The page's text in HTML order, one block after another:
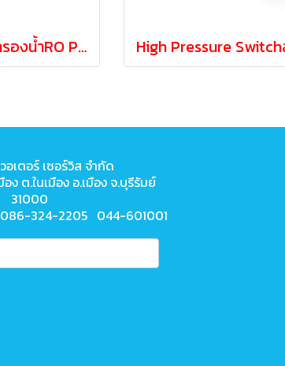
สายน้ำเครื่องกรองน้ำRO PE สีขาวขนาด 2หุน 1/4"
เตอร์ เซอร์วิส จำกัด
ง ต.ในเมือง อ.เมือง จ.บุรีรัมย์
31000
324-2205 044-601001